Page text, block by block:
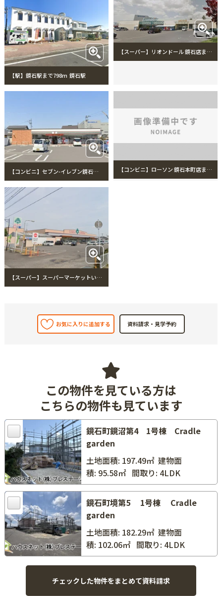
【駅】鏡石駅まで798m 鏡石駅
【スーパー】リオンドール 鏡石店まで385m リオンドール 鏡石店
【コンビニ】セブン-イレブン鏡石中央店まで369m セブン-イレブン鏡石中央店 【コンビニ】ローソン 鏡石本町店まで1038m ローソン 鏡石本町店
【スーパー】スーパーマーケットいちい鏡石店まで1094m スーパーマーケットいちい鏡石店
お気に入りに追加する
この物件を見ている方は
こちらの物件も見ています
鏡石町鏡沼第4 1号棟 Cradle
garden
土地面積: 197.49㎡建物面
積: 95.58㎡ 間取り: 4LDK
鏡石町境第5 1号棟 Cradle
garden
土地面積: 182.29㎡建物面
積: 102.06㎡ 間取り: 4LDK